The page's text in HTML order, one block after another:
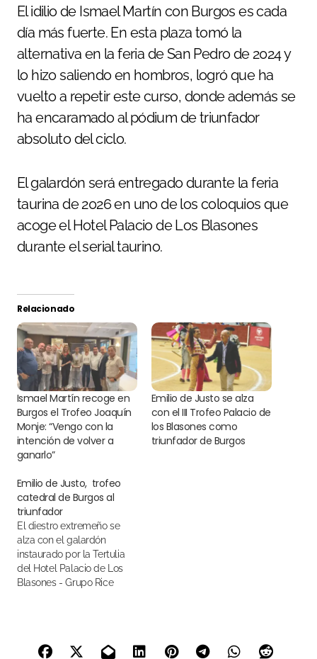
El idilio de Ismael Martín con Burgos es cada
día más fuerte. En esta plaza tomó la
alternativa en la feria de San Pedro de 2024 y
lo hizo saliendo en hombros, logró que ha
vuelto a repetir este curso, donde además se
ha encaramado al pódium de triunfador
absoluto del ciclo.
El galardón será entregado durante la feria
taurina de 2026 en uno de los coloquios que
acoge el Hotel Palacio de Los Blasones
durante el serial taurino.
Relacionado
Ismael Martín recoge en
Burgos el Trofeo Joaquín
Monje: “Vengo con la
intención de volver a
ganarlo”
Emilio de Justo se alza
con el III Trofeo Palacio de
los Blasones como
triunfador de Burgos
Emilio de Justo, trofeo
catedral de Burgos al
triunfador
El diestro extremeño se
alza con el galardón
instaurado por la Tertulia
del Hotel Palacio de Los
Blasones - Grupo Rice